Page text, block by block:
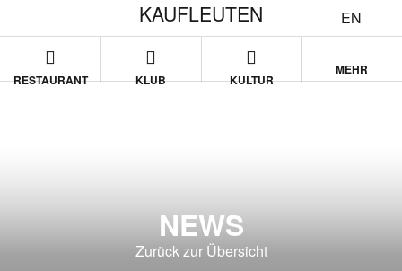
EN
KAUFLEUTEN
RESTAURANT KLUB KULTUR
MEHR
NEWS
Zurück zur Übersicht